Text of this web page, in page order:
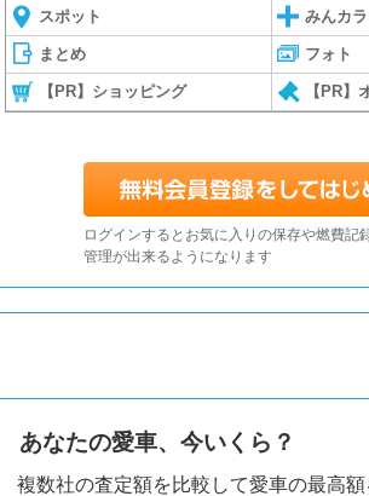
スポット みんカラ
まとめ フォト
【PR】ショッピング 【PR】
ログインするとお気に入りの保存や燃費記
管理が出来るようになります
あなたの愛車、今いくら？
複数社の査定額を比較して愛車の最高